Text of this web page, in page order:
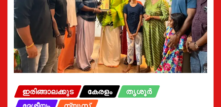
ഇരിങ്ങാലക്കുട കേരളം
തൃശൂർ